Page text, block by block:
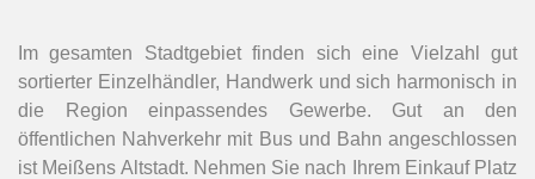
Im gesamten Stadtgebiet finden sich eine Vielzahl gut
sortierter Einzelhändler, Handwerk und sich harmonisch in
die Region einpassendes Gewerbe. Gut an den
öffentlichen Nahverkehr mit Bus und Bahn angeschlossen
ist Meißens Altstadt. Nehmen Sie nach Ihrem Einkauf Platz